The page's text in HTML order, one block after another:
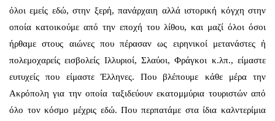
όλοι εμείς εδώ, στην ξερή, πανάρχαιη αλλά ιστορική κόγχη στην
οποία κατοικούμε από την εποχή του λίθου, και μαζί όλοι όσοι
ήρθαμε στους αιώνες που πέρασαν ως ειρηνικοί μετανάστες ή
πολεμοχαρείς εισβολείς Ιλλυριοί, Σλαύοι, Φράγκοι κ.λπ., είμαστε
ευτυχείς που είμαστε Έλληνες. Που βλέπουμε κάθε μέρα την
Ακρόπολη για την οποία ταξιδεύουν εκατομμύρια τουριστών από
όλο τον κόσμο μέχρις εδώ. Που περπατάμε στα ίδια καλντερίμια